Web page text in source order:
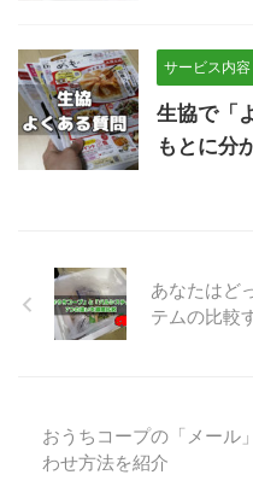
サービス内容
生協で「
もとに分
あなたはど
テムの比較
おうちコープの「メール
わせ方法を紹介